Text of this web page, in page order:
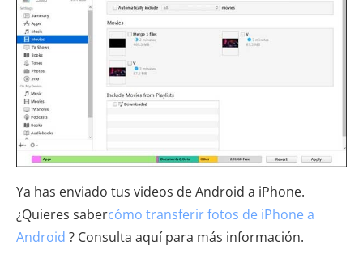
Ya has enviado tus videos de Android a iPhone.
¿Quieres sabercómo transferir fotos de iPhone a
Android ? Consulta aquí para más información.